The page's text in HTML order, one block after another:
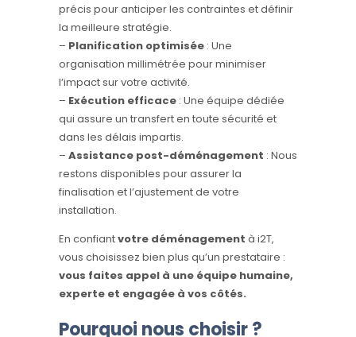
précis pour anticiper les contraintes et définir
la meilleure stratégie.
– Planification optimisée : Une
organisation millimétrée pour minimiser
l’impact sur votre activité.
– Exécution efficace : Une équipe dédiée
qui assure un transfert en toute sécurité et
dans les délais impartis.
– Assistance post-déménagement : Nous
restons disponibles pour assurer la
finalisation et l’ajustement de votre
installation.
En confiantvotre déménagement à i2T,
vous choisissez bien plus qu’un prestataire :
vous faites appel à une équipe humaine,
experte et engagée à vos côtés.
Pourquoi nous choisir ?